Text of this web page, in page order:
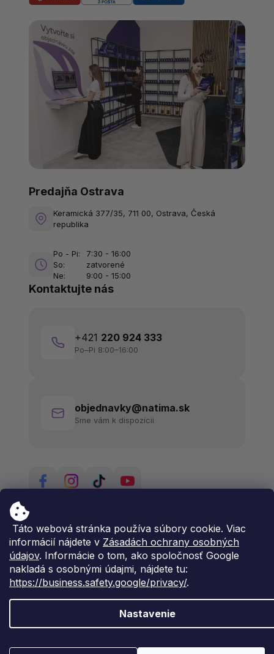
Táto webová stránka používa súbory cookie. Viac
informácií nájdete v Zásadách ochrany osobných
údajov. Informácie o tom, ako spoločnosť Google
nakladá s osobnými údajmi, nájdete tu:
https://business.safety.google/privacy/.
Nastavenie
Kontaktujte nás
+421 220 924 333
Po–Pi 8:00–16:00
objednavky@natima.sk
Sme vám k dispozícii
Predajňa Ostrava
Keramická 377/35, 711 00, Ostrava, Česká
republika
Po - Pi:
7:30 - 16:00
So:
zatvorené
Ne:
9:00 - 15:00
Vytvoril Shoptet Premium
. Všetky práva vyhradené.